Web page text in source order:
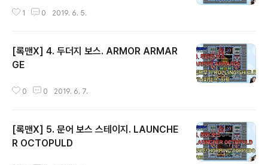
1 0 2019. 6. 5.
[록맨X] 4. 두더지 보스. ARMOR ARMAR
GE
0 0 2019. 6. 7.
[록맨X] 5. 문어 보스 스테이지. LAUNCHE
R OCTOPULD